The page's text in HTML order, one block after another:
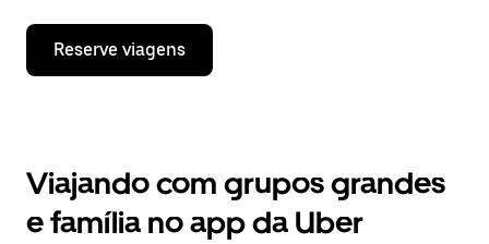
Reserve viagens
Viajando com grupos grandes
e família no app da Uber